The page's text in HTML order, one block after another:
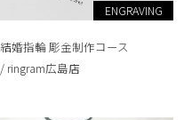
ENGRAVING
結婚指輪 彫金制作コース
ringram広島店